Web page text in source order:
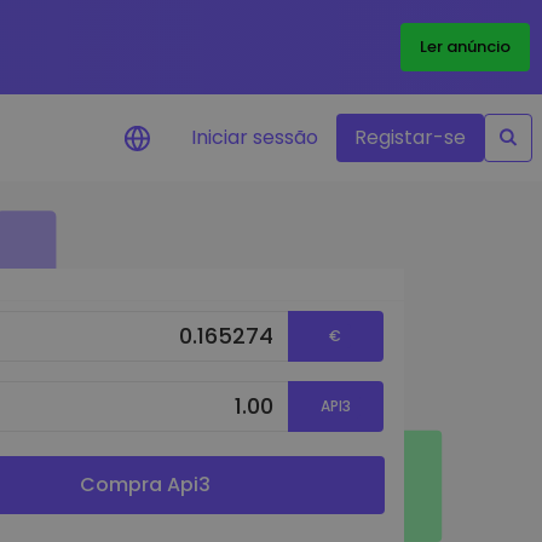
Ler anúncio
de preços
Iniciar sessão Registar-se
€
API3
Compra Api3